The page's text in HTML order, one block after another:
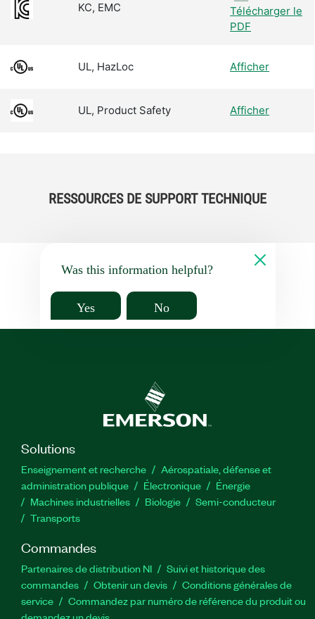
KC, EMC
Télécharger le
PDF
UL, HazLoc Afficher
UL, Product Safety Afficher
RESSOURCES DE SUPPORT TECHNIQUE
Was this information helpful?
Yes No
Solutions
Enseignement et recherche
Aérospatiale, défense et
administration publique
Électronique
Énergie​
Machines industrielles
Biologie
Semi-conducteur
Transports
Commandes
Partenaires de distribution NI
Suivi et historique des
commandes
Obtenir un devis
Conditions générales de
service
Commandez par numéro de référence du produit ou